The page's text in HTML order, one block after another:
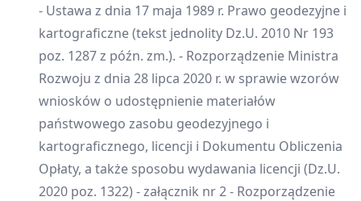
- Ustawa z dnia 17 maja 1989 r. Prawo geodezyjne i
kartograficzne (tekst jednolity Dz.U. 2010 Nr 193
poz. 1287 z późn. zm.). - Rozporządzenie Ministra
Rozwoju z dnia 28 lipca 2020 r. w sprawie wzorów
wniosków o udostępnienie materiałów
państwowego zasobu geodezyjnego i
kartograficznego, licencji i Dokumentu Obliczenia
Opłaty, a także sposobu wydawania licencji (Dz.U.
2020 poz. 1322) - załącznik nr 2 - Rozporządzenie